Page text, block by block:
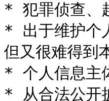
* 犯罪侦查、
* 出于维护个
但又很难得到
* 个人信息主
* 从合法公开